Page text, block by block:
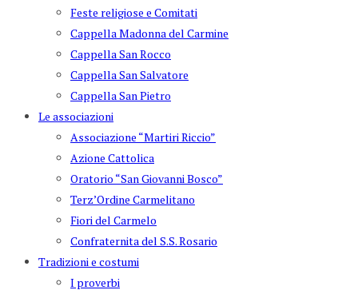
Feste religiose e Comitati
Cappella Madonna del Carmine
Cappella San Rocco
Cappella San Salvatore
Cappella San Pietro
Le associazioni
Associazione “Martiri Riccio”
Azione Cattolica
Oratorio “San Giovanni Bosco”
Terz’Ordine Carmelitano
Fiori del Carmelo
Confraternita del S.S. Rosario
Tradizioni e costumi
I proverbi